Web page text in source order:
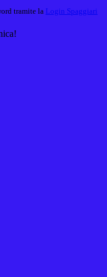
tramite la Login Spaggiari